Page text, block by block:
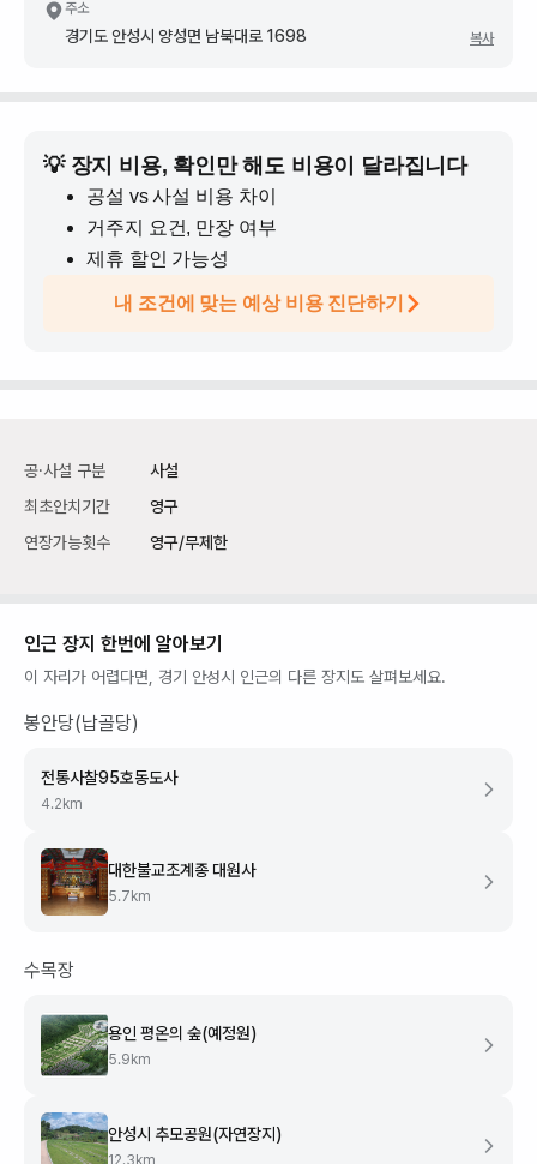
주소
경기도 안성시 양성면 남북대로 1698 복사
💡 장지 비용, 확인만 해도 비용이 달라집니다
공설 vs 사설 비용 차이
거주지 요건, 만장 여부
제휴 할인 가능성
내 조건에 맞는 예상 비용 진단하기
공·사설 구분
사설
최초안치기간
영구
연장가능횟수
영구/무제한
인근 장지 한번에 알아보기
이 자리가 어렵다면, 경기 안성시 인근의 다른 장지도 살펴보세요.
봉안당(납골당)
전통사찰95호동도사
4.2 km
대한불교조계종 대원사
5.7 km
수목장
용인 평온의 숲(예정원)
5.9 km
안성시 추모공원(자연장지)
12.3 km